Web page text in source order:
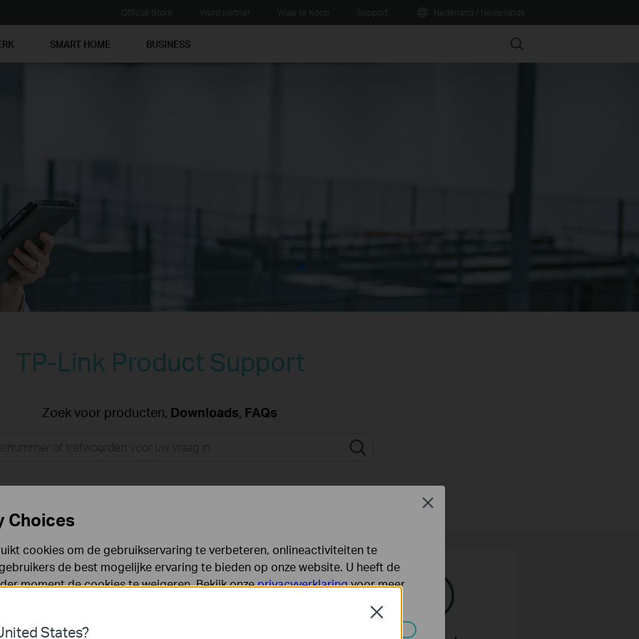
SMART HOME BUSINESS Search
TP-Link Product Support
Zoek voor producten, Downloads, FAQs
States?
Close
Choices
cookies om de gebruikservaring te verbeteren, onlineactiviteiten te
de best mogelijke ervaring te bieden op onze website. U heeft de
moment de cookies te weigeren. Bekijk onzeprivacyverklaringvoor meer
Close